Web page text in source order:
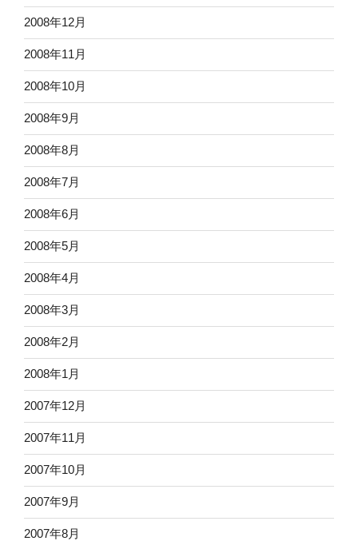
2008年12月
2008年11月
2008年10月
2008年9月
2008年8月
2008年7月
2008年6月
2008年5月
2008年4月
2008年3月
2008年2月
2008年1月
2007年12月
2007年11月
2007年10月
2007年9月
2007年8月